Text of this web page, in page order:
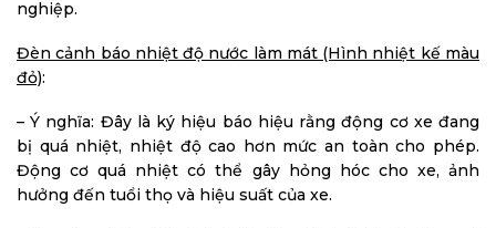
nghiệp.
Đèn cảnh báo nhiệt độ nước làm mát (Hình nhiệt kế màu
đỏ):
– Ý nghĩa: Đây là ký hiệu báo hiệu rằng động cơ xe đang
bị quá nhiệt, nhiệt độ cao hơn mức an toàn cho phép.
Động cơ quá nhiệt có thể gây hỏng hóc cho xe, ảnh
hưởng đến tuổi thọ và hiệu suất của xe.